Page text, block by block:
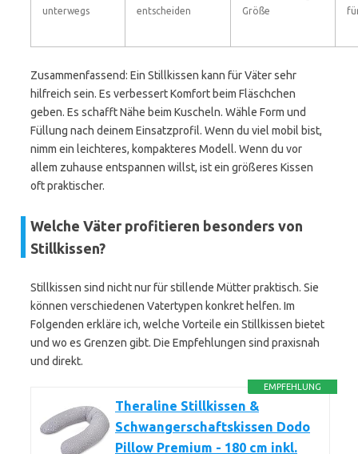
unterwegs
entscheiden
Größe
Zusammenfassend: Ein Stillkissen kann für Väter sehr
hilfreich sein. Es verbessert Komfort beim Fläschchen
geben. Es schafft Nähe beim Kuscheln. Wähle Form und
Füllung nach deinem Einsatzprofil. Wenn du viel mobil bist,
nimm ein leichteres, kompakteres Modell. Wenn du vor
allem zuhause entspannen willst, ist ein größeres Kissen
oft praktischer.
Welche Väter profitieren besonders von
Stillkissen?
Stillkissen sind nicht nur für stillende Mütter praktisch. Sie
können verschiedenen Vatertypen konkret helfen. Im
Folgenden erkläre ich, welche Vorteile ein Stillkissen bietet
und wo es Grenzen gibt. Die Empfehlungen sind praxisnah
und direkt.
EMPFEHLUNG
Theraline Stillkissen &
Schwangerschaftskissen Dodo
Pillow Premium - 180 cm inkl.